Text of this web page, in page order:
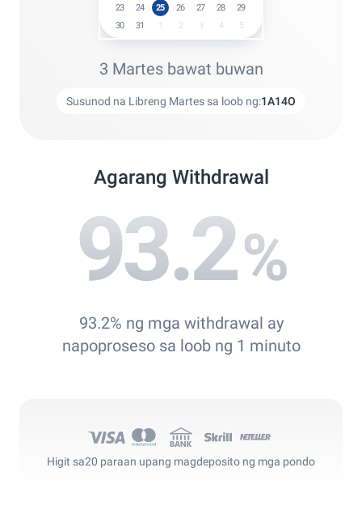
23
24 25 26 27 28
29
30
31 1 2 3 4 5
3 Martes bawat buwan
Susunod na Libreng Martes sa loob ng:1A14O
Agarang Withdrawal
93.2%
93.2% ng mga withdrawal ay
napoproseso sa loob ng 1 minuto
Higit sa20 paraan upang magdeposito ng mga pondo